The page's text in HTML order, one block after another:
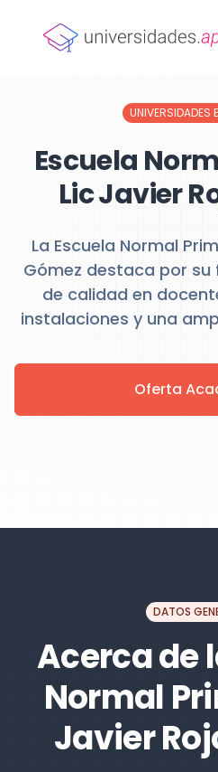
UNIVERSIDADES
Escuela
Lic Javier
La Escuela Normal
Gómez destaca por
de calidad en
instalaciones y una
Oferta
DATOS
Acerca de
Normal
Javier